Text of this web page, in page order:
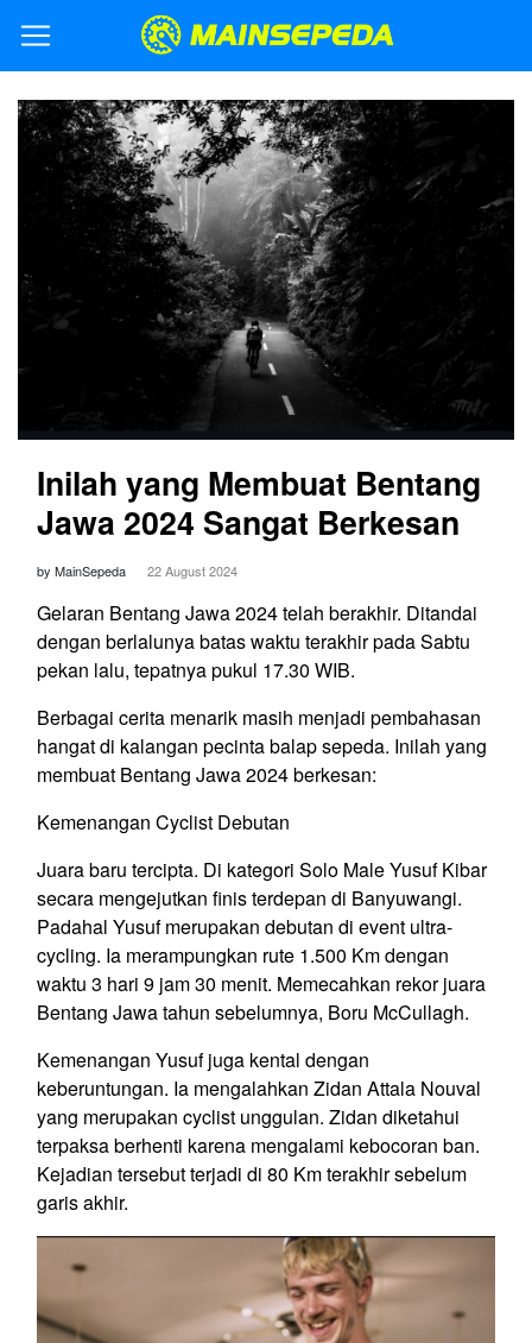
Inilah yang Membuat Bentang
Jawa 2024 Sangat Berkesan
by MainSepeda 22 August 2024
Gelaran Bentang Jawa 2024 telah berakhir. Ditandai
dengan berlalunya batas waktu terakhir pada Sabtu
pekan lalu, tepatnya pukul 17.30 WIB.
Berbagai cerita menarik masih menjadi pembahasan
hangat di kalangan pecinta balap sepeda. Inilah yang
membuat Bentang Jawa 2024 berkesan:
Kemenangan Cyclist Debutan
Juara baru tercipta. Di kategori Solo Male Yusuf Kibar
secara mengejutkan finis terdepan di Banyuwangi.
Padahal Yusuf merupakan debutan di event ultra-
cycling. Ia merampungkan rute 1.500 Km dengan
waktu 3 hari 9 jam 30 menit. Memecahkan rekor juara
Bentang Jawa tahun sebelumnya, Boru McCullagh.
Kemenangan Yusuf juga kental dengan
keberuntungan. Ia mengalahkan Zidan Attala Nouval
yang merupakan cyclist unggulan. Zidan diketahui
terpaksa berhenti karena mengalami kebocoran ban.
Kejadian tersebut terjadi di 80 Km terakhir sebelum
garis akhir.